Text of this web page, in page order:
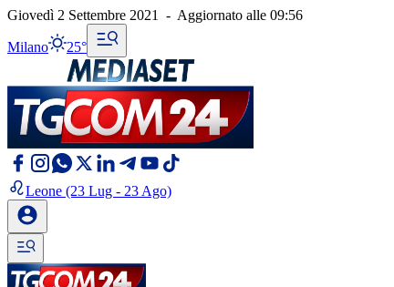
Giovedì 2 Settembre 2021 - Aggiornato alle 09:56
Milano 25°
Leone (23 Lug - 23 Ago)